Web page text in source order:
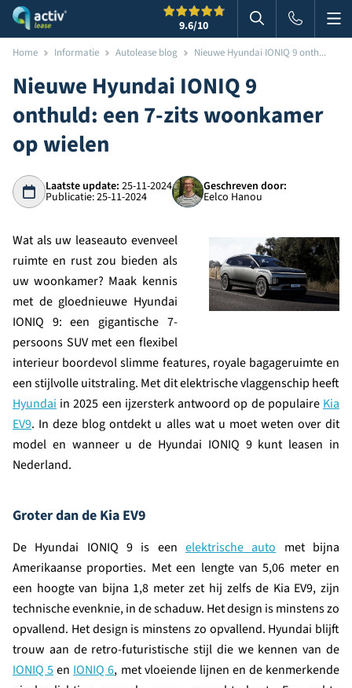
9.6/10 Zoeken in
Home Informatie Autolease blog Nieuwe Hyundai IONIQ 9 onth...
Nieuwe Hyundai IONIQ 9
onthuld: een 7-zits woonkamer
op wielen
Laatste update: 25-11-2024
Publicatie: 25-11-2024
Geschreven door:
Eelco Hanou
Wat als uw leaseauto evenveel
ruimte en rust zou bieden als
uw woonkamer? Maak kennis
met de gloednieuwe Hyundai
IONIQ 9: een gigantische 7-
persoons SUV met een flexibel
interieur boordevol slimme features, royale bagageruimte en
een stijlvolle uitstraling. Met dit elektrische vlaggenschip heeft
Hyundai in 2025 een ijzersterk antwoord op de populaire Kia
EV9. In deze blog ontdekt u alles wat u moet weten over dit
model en wanneer u de Hyundai IONIQ 9 kunt leasen in
Nederland.
Groter dan de Kia EV9
De Hyundai IONIQ 9 is een elektrische auto met bijna
Amerikaanse proporties. Met een lengte van 5,06 meter en
een hoogte van bijna 1,8 meter zet hij zelfs de Kia EV9, zijn
technische evenknie, in de schaduw. Het design is minstens zo
opvallend. Het design is minstens zo opvallend. Hyundai blijft
trouw aan de retro-futuristische stijl die we kennen van de
IONIQ 5en IONIQ 6, met vloeiende lijnen en de kenmerkende